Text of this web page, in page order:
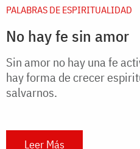
PALABRAS DE ESPIRITUALIDAD
No hay fe sin amor
Sin amor no hay una fe
hay forma de crecer
salvarnos.
Leer Más